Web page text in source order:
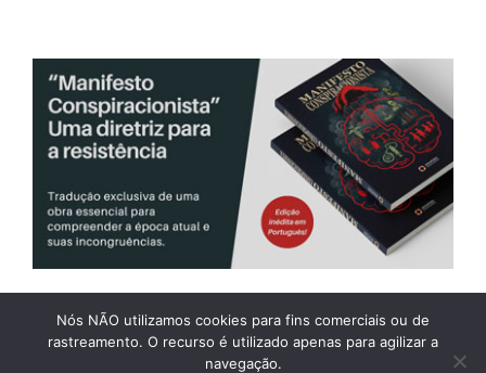
WEBMAIL ASSINATURABLOG ASSOCIADOS
Nós NÃO utilizamos cookies para fins comerciais ou de
rastreamento. O recurso é utilizado apenas para agilizar a
navegação.